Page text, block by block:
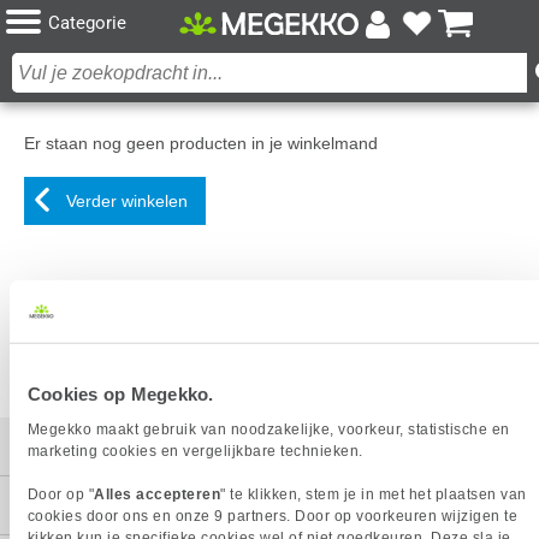
Cookies op Megekko.
Megekko maakt gebruik van noodzakelijke, voorkeur, statistische en
marketing cookies en vergelijkbare technieken.
Door op "Alles accepteren" te klikken, stem je in met het plaatsen van
cookies door ons en onze 9 partners. Door op voorkeuren wijzigen te
Categorie
Er staan nog geen producten in je winkelmand
Verder winkelen
Mijn gegevens
Service